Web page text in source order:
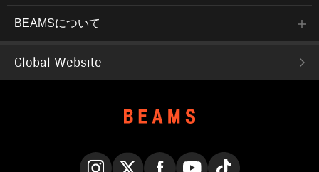
BEAMSについて
Global Website